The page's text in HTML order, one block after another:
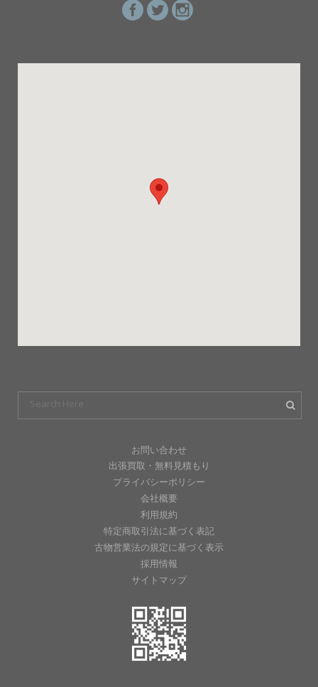
お問い合わせ
出張買取・無料見積もり
プライバシーポリシー
会社概要
利用規約
特定商取引法に基づく表記
古物営業法の規定に基づく表示
採用情報
サイトマップ